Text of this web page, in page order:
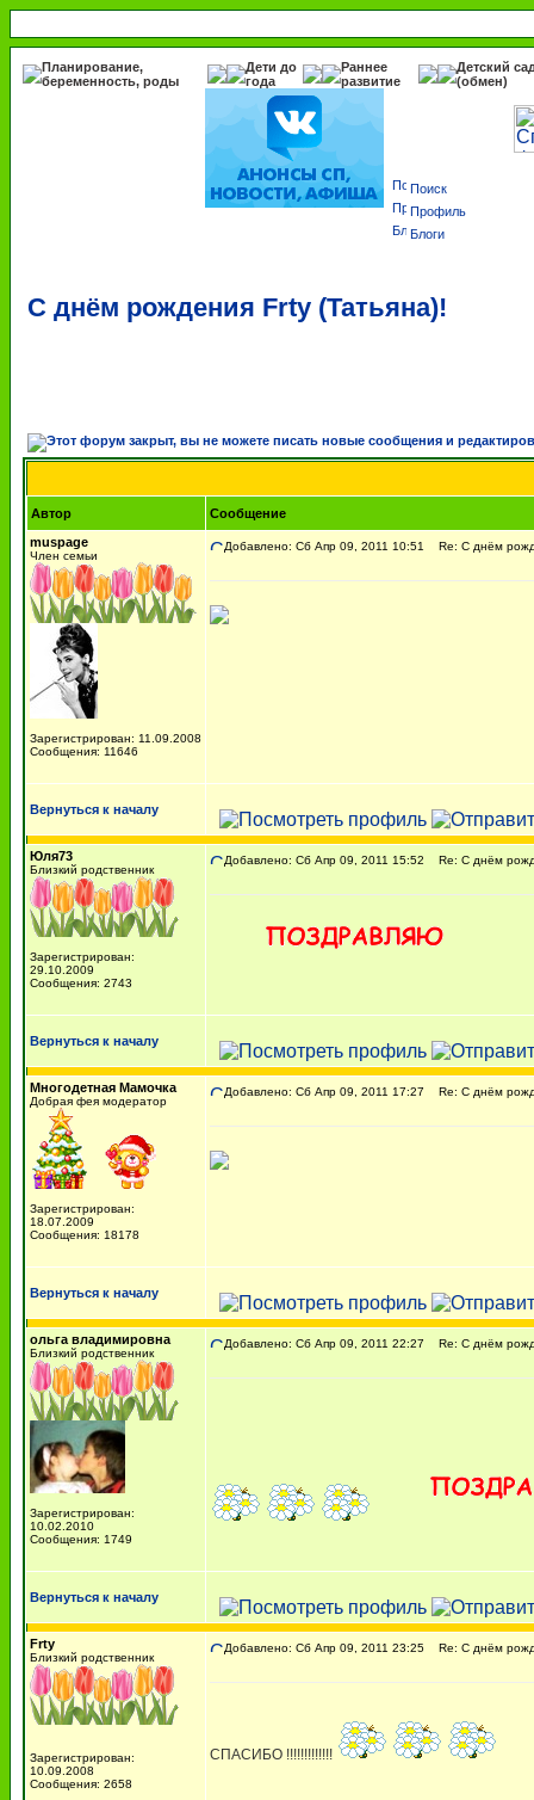
Планирование,
беременность, роды
Дети до
года
Раннее
развитие
Детский
(обмен)
Поиск
Профиль
Блоги
С днём рождения Frty (Татьяна)!
Автор
Сообщение
muspage
Член семьи
Зарегистрирован: 11.09.2008
Сообщения: 11646
Добавлено: Сб Апр 09, 2011 10:51 Re: С днём
Вернуться к началу
Юля73
Близкий родственник
Зарегистрирован:
29.10.2009
Сообщения: 2743
Добавлено: Сб Апр 09, 2011 15:52 Re: С днём
Вернуться к началу
Многодетная Мамочка
Добрая фея модератор
Зарегистрирован:
18.07.2009
Сообщения: 18178
Добавлено: Сб Апр 09, 2011 17:27 Re: С днём
Вернуться к началу
ольга владимировна
Близкий родственник
Зарегистрирован:
10.02.2010
Сообщения: 1749
Добавлено: Сб Апр 09, 2011 22:27 Re: С днём
Вернуться к началу
Frty
Близкий родственник
Зарегистрирован:
10.09.2008
Сообщения: 2658
Добавлено: Сб Апр 09, 2011 23:25 Re: С днём
СПАСИБО !!!!!!!!!!!!!